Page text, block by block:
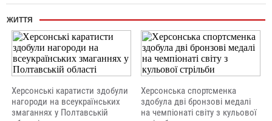
ЖИТТЯ
Херсонські каратисти здобули
нагороди на всеукраїнських
змаганнях у Полтавській
Херсонська спортсменка
здобула дві бронзові медалі
на чемпіонаті світу з кульової